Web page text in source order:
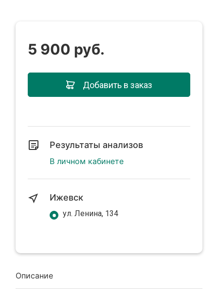
Описание
5 900 руб.
Добавить в заказ
Результаты анализов
В личном кабинете
Ижевск
ул. Ленина, 134